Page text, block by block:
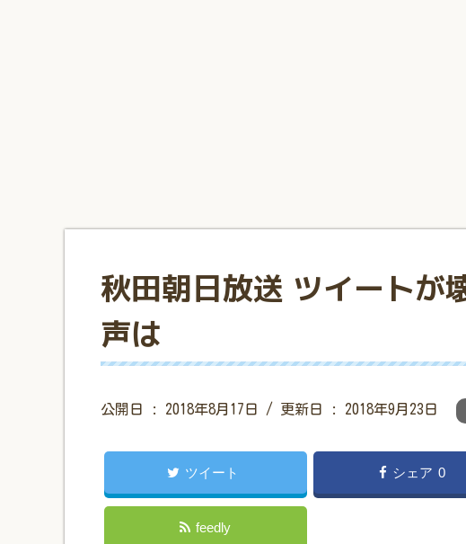
秋田朝日放送 ツイートが
声は
公開日 : 2018年8月17日 / 更新日 : 2018年9月23日
ツイート シェア 0
feedly